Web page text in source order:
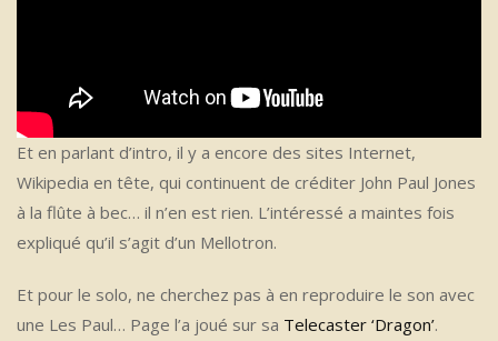
Et en parlant d’intro, il y a encore des sites Internet,
Wikipedia en tête, qui continuent de créditer John Paul Jones
à la flûte à bec… il n’en est rien. L’intéressé a maintes fois
expliqué qu’il s’agit d’un Mellotron.
Et pour le solo, ne cherchez pas à en reproduire le son avec
une Les Paul… Page l’a joué sur sa Telecaster ‘Dragon’.